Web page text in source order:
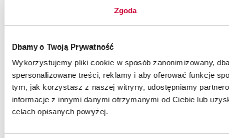
Zgoda
Dbamy o Twoją Prywatność
Wykorzystujemy pliki cookie w sposób zanonimizowany,
spersonalizowane treści, reklamy i aby oferować funkcje
tym, jak korzystasz z naszej witryny, udostępniamy
informacje z innymi danymi otrzymanymi od Ciebie lub
celach opisanych powyżej.